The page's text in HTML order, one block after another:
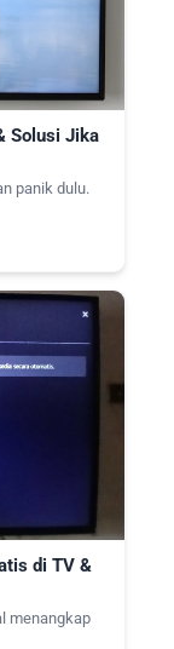
Solusi Jika
panik dulu.
di TV &
menangkap